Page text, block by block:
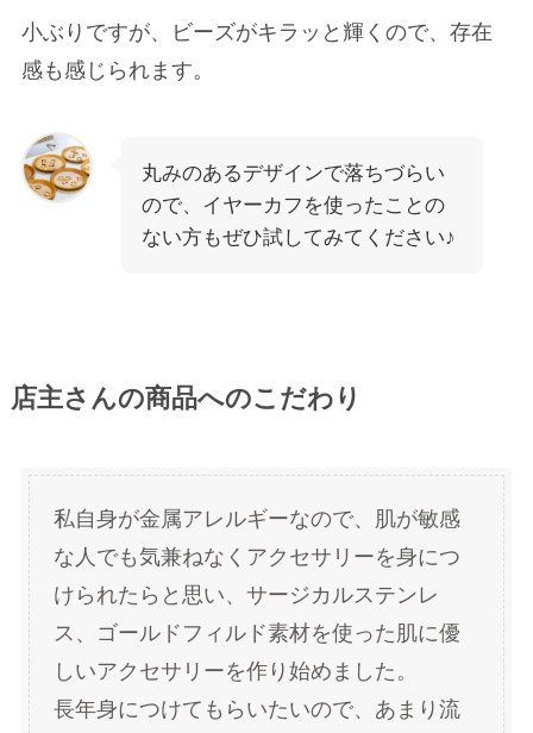
小ぶりですが、ビーズがキラッと輝くので、存在
感も感じられます。
丸みのあるデザインで落ちづらい
ので、イヤーカフを使ったことの
ない方もぜひ試してみてください♪
店主さんの商品へのこだわり
私自身が金属アレルギーなので、肌が敏感
な人でも気兼ねなくアクセサリーを身につ
けられたらと思い、サージカルステンレ
ス、ゴールドフィルド素材を使った肌に優
しいアクセサリーを作り始めました。
長年身につけてもらいたいので、あまり流